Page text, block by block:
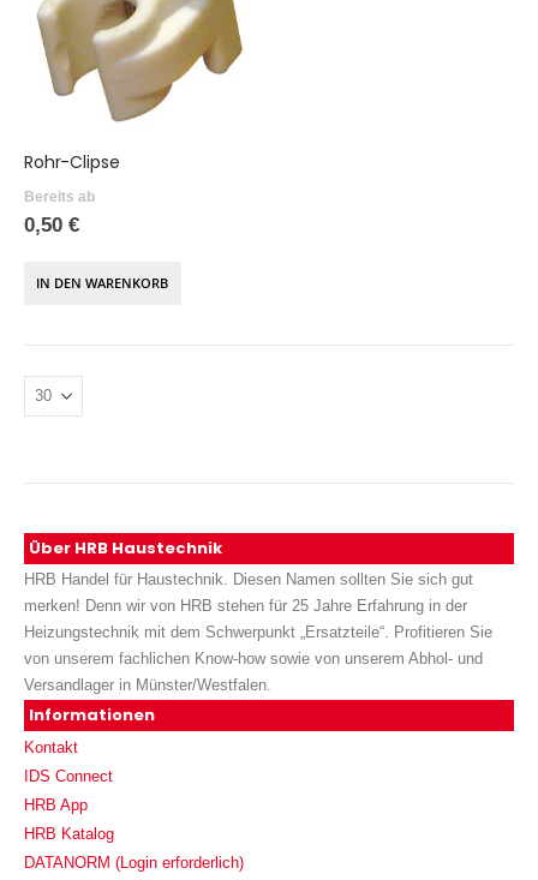
Rohr-Clipse
Bereits ab
0,50 €
IN DEN WARENKORB
Über HRB Haustechnik
HRB Handel für Haustechnik. Diesen Namen sollten Sie sich gut
merken! Denn wir von HRB stehen für 25 Jahre Erfahrung in der
Heizungstechnik mit dem Schwerpunkt „Ersatzteile“. Profitieren Sie
von unserem fachlichen Know-how sowie von unserem Abhol- und
Versandlager in Münster/Westfalen.
Informationen
Kontakt
IDS Connect
HRB App
HRB Katalog
DATANORM (Login erforderlich)